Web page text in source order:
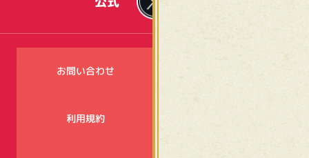
お問い合わせ
利用規約